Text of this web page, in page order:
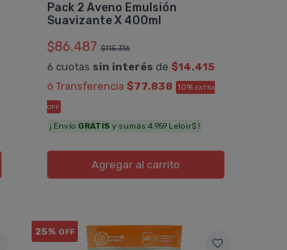
Pack 2 Aveno Emulsión
Suavizante X 400ml
$86.487 $115.316
6 cuotas sin interés de $14.415
ó Transferencia $77.838 10% EXTRA
OFF
¡ Envío GRATIS y sumás 4.959 Leloir$ !
Agregaral carrito
25% OFF